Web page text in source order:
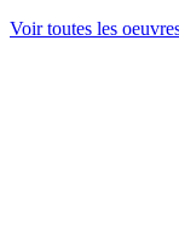
Voir toutes les